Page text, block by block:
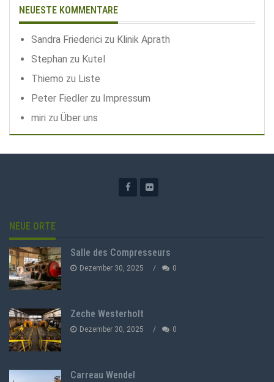
NEUESTE KOMMENTARE
Sandra Friederici zu Klinik Aprath
Stephan zu Kutel
Thiemo zu Liste
Peter Fiedler zu Impressum
miri zu Über uns
NEUE ORTE
Salle des Compresseurs
Dezember 30, 2025 0
Zeche Westerholt
Dezember 30, 2025 0
Carreau Wendel